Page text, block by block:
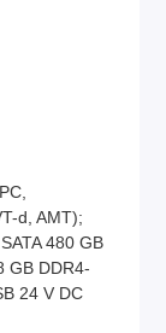
d, AMT);
480 GB
GB DDR4-
24 V DC